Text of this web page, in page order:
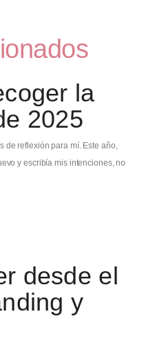
la
2025
de reflexión para mí. Este año,
y escribía mis intenciones, no
desde el
y